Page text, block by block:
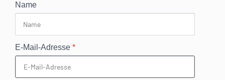
Name
E-Mail-Adresse *